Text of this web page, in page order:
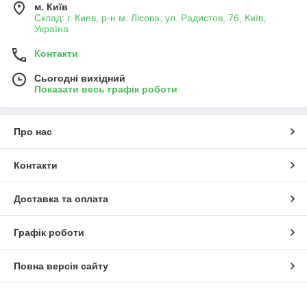
м. Київ
Склад: г. Киев, р-н м. Лісова, ул. Радистов, 76, Київ,
Україна
Контакти
Сьогодні вихідний
Показати весь графік роботи
Про нас
Контакти
Доставка та оплата
Графік роботи
Повна версія сайту